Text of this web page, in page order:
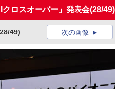
クロスオーバー」発表会(28/49)
49) 次の画像